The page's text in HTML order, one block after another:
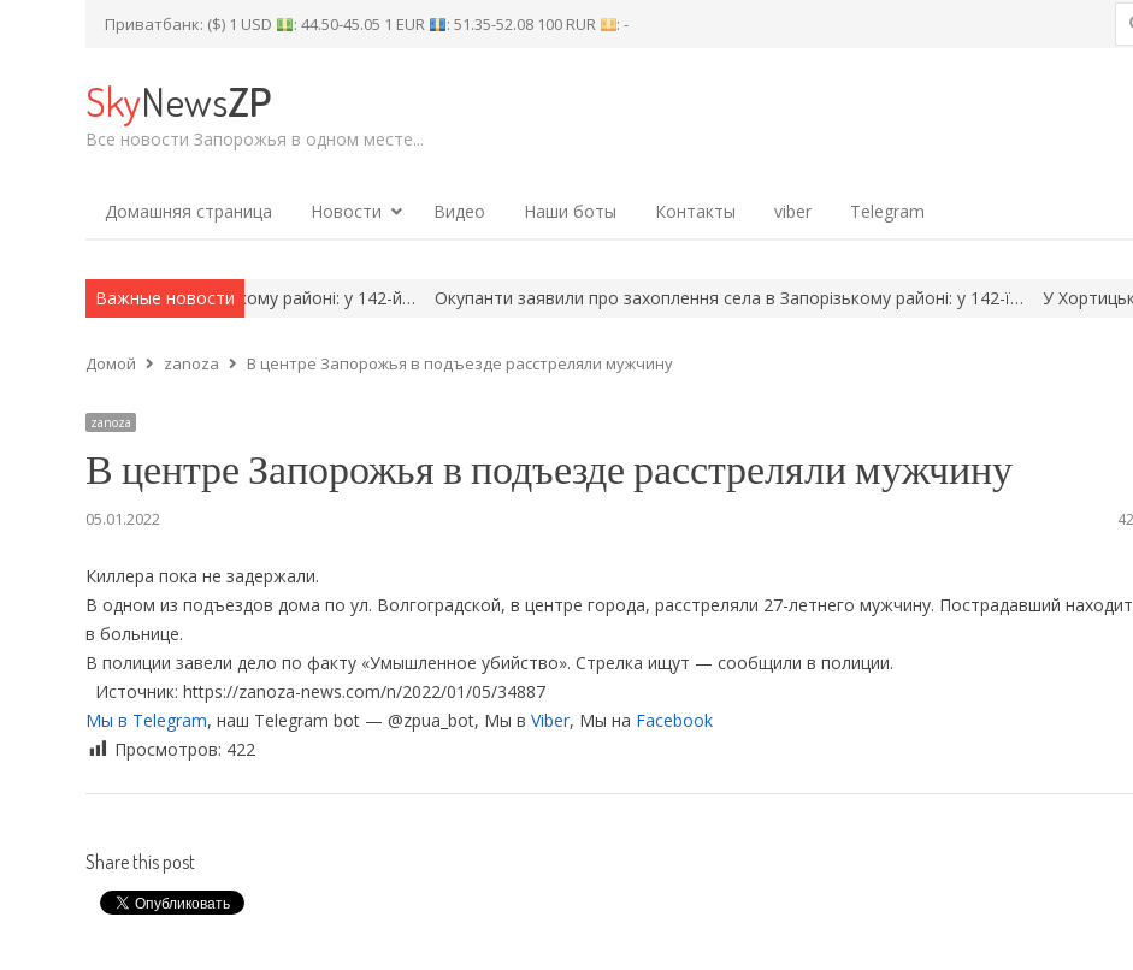
Приватбанк: ($) 1 USD : 44.50-45.05 1 EUR : 51.35-52.08 100 RUR : -
SkyNewsZP
Все новости Запорожья в одном месте...
Домашняя страница Новости Видео Наши боты Контакты viber Telegram
Важные новости
села в Запорізькому районі: у 142-й… Окупанти заявили про захоплення села в Запорізькому районі: у 142-ї… У Хортицькому
Домой zanoza В центре Запорожья в подъезде расстреляли мужчину
zanoza
В центре Запорожья в подъезде расстреляли мужчину
05.01.2022
Киллера пока не задержали.
В одном из подъездов дома по ул. Волгоградской, в центре города, расстреляли 27-летнего мужчину. Пострадавший
в больнице.
В полиции завели дело по факту «Умышленное убийство». Стрелка ищут — сообщили в полиции.
Источник: https://zanoza-news.com/n/2022/01/05/34887
Мы в Telegram, наш Telegram bot — @zpua_bot, Мы в Viber, Мы на Facebook
Просмотров: 422
Share this post